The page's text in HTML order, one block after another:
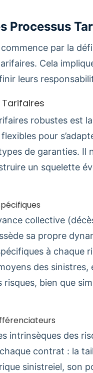
Processus
par la
Cela
leurs
Tarifaires
robustes est
pour
de garanties. Il
un squelette
collective
sa propre
à
des
risques, bien que
intrinsèques des
contrat : la
sinistreiel, son